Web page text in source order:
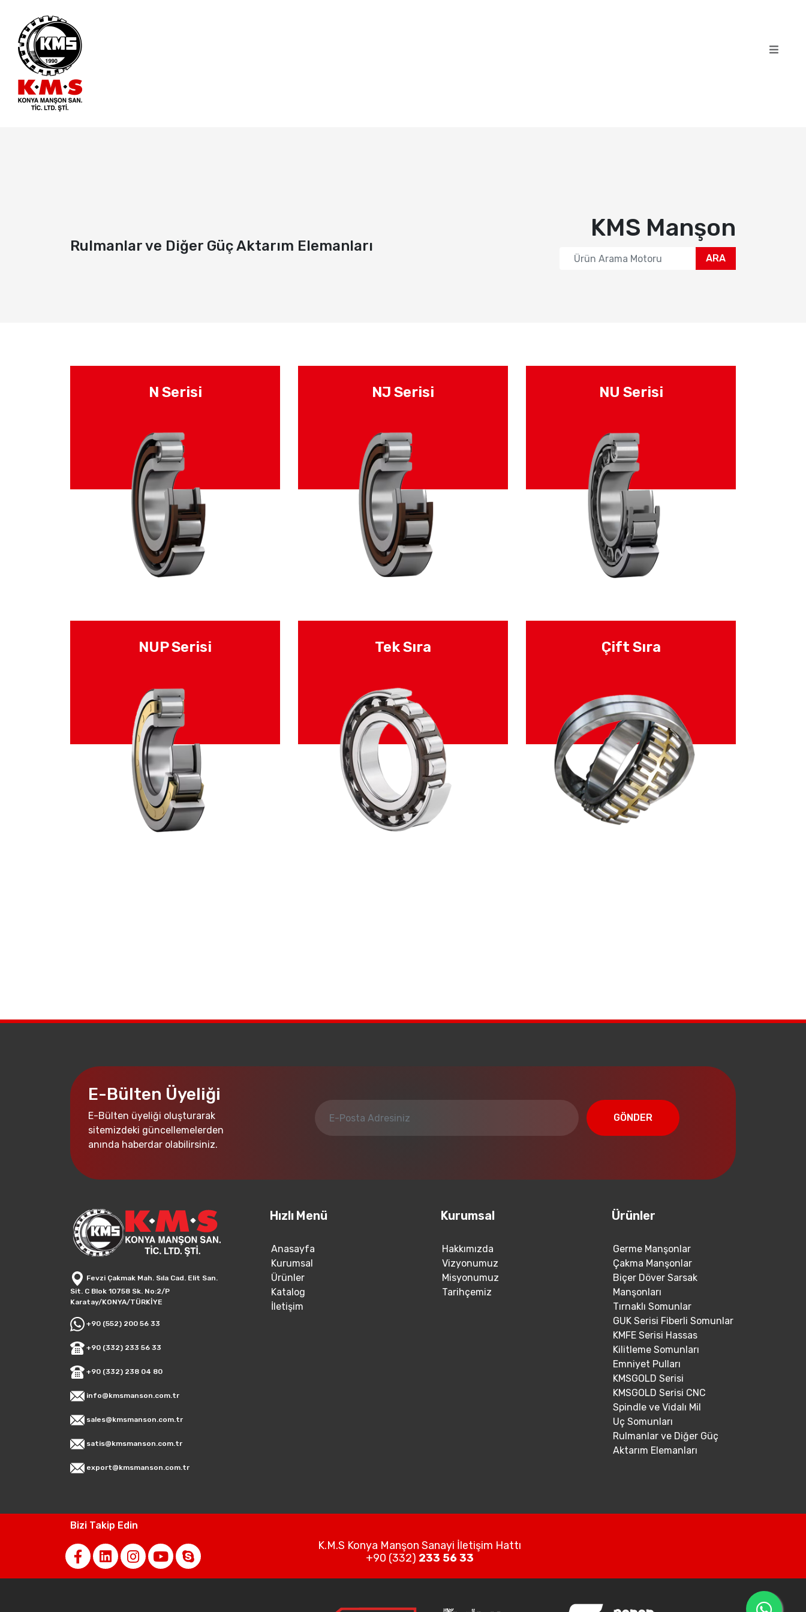
Rulmanlar ve Diğer Güç Aktarım Elemanları
KMS Manşon
ARA
N Serisi NJ Serisi NU Serisi
NUP Serisi Tek Sıra Çift Sıra
E-Bülten Üyeliği
E-Bülten üyeliği oluşturarak
sitemizdeki güncellemelerden
anında haberdar olabilirsiniz.
GÖNDER
Fevzi Çakmak Mah. Sıla Cad. Elit San.
Sit. C Blok 10758 Sk. No:2/P
Karatay/KONYA/TÜRKİYE
+90 (552) 200 56 33
+90 (332) 233 56 33
+90 (332) 238 04 80
info@kmsmanson.com.tr
sales@kmsmanson.com.tr
satis@kmsmanson.com.tr
export@kmsmanson.com.tr
Hızlı Menü
Anasayfa
Kurumsal
Ürünler
Katalog
İletişim
Kurumsal
Hakkımızda
Vizyonumuz
Misyonumuz
Tarihçemiz
Ürünler
Germe Manşonlar
Çakma Manşonlar
Biçer Döver Sarsak
Manşonları
Tırnaklı Somunlar
GUK Serisi Fiberli Somunlar
KMFE Serisi Hassas
Kilitleme Somunları
Emniyet Pulları
KMSGOLD Serisi
KMSGOLD Serisi CNC
Spindle ve Vidalı Mil
Uç Somunları
Rulmanlar ve Diğer Güç
Aktarım Elemanları
Bizi Takip Edin
K.M.S Konya Manşon Sanayi İletişim Hattı
+90 (332) 233 56 33